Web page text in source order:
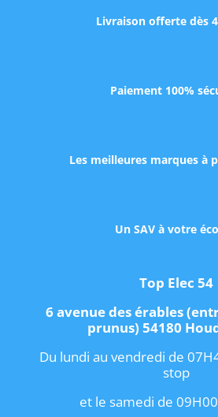
Livraison offerte dès
Paiement 100%
Les meilleures marques à
Un SAV à votre
Top Elec 54
6 avenue des érables
prunus) 54180
Du lundi au vendredi de
stop
et le samedi de